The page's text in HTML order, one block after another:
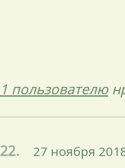
1 пользователю
22. 27 ноября